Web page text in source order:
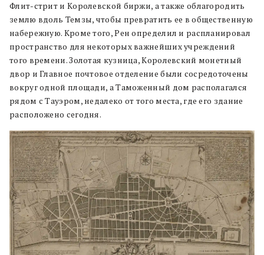
Флит-стрит и Королевской биржи, а также облагородить
землю вдоль Темзы, чтобы превратить ее в общественную
набережную. Кроме того, Рен определил и распланировал
пространство для некоторых важнейших учреждений
того времени. Золотая кузница, Королевский монетный
двор и Главное почтовое отделение были сосредоточены
вокруг одной площади, а Таможенный дом располагался
рядом с Тауэром, недалеко от того места, где его здание
расположено сегодня.